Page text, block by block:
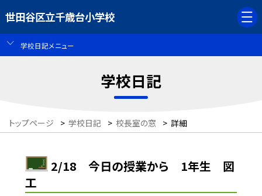
世田谷区立千歳台小学校
学校日記メニュー
学校日記
トップページ > 学校日記 > 校長室の窓 > 詳細
2/18 今日の授業から 1年生 図
工